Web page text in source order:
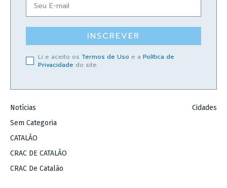
INSCREVER
Li e aceito os Termos de Uso e a Política de
Privacidade do site.
Notícias
Sem Categoria
CATALÃO
CRAC DE CATALÃO
CRAC De Catalão
Cidades